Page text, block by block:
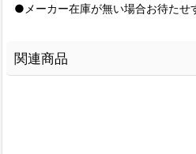
●メーカー在庫が無い場合お待たせ
関連商品